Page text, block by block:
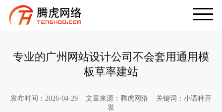
专业的广州网站设计公司不会套用通用模
板草率建站
发布时间：2026-04-29 文章来源：腾虎网络 关键词：小语种开
发